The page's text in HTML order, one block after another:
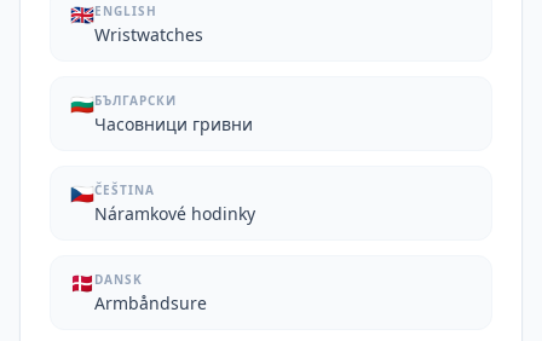
🇬🇧ENGLISH
Wristwatches
🇧🇬БЪЛГАРСКИ
Часовници гривни
🇨🇿ČEŠTINA
Náramkové hodinky
🇩🇰 DANSK
Armbåndsure